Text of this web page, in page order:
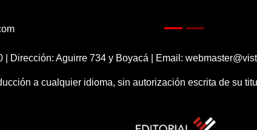
Dirección: Aguirre 734 y Boyacá | Email:
a cualquier idioma, sin autorización escrita de su